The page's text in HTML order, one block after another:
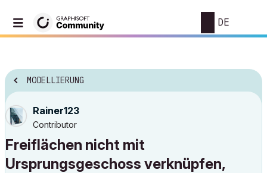
DE
MODELLIERUNG
Rainer123
Contributor
Freiflächen nicht mit
Ursprungsgeschoss verknüpfen,